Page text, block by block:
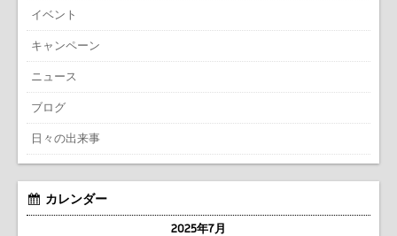
イベント
キャンペーン
ニュース
ブログ
日々の出来事
カレンダー
2025年7月